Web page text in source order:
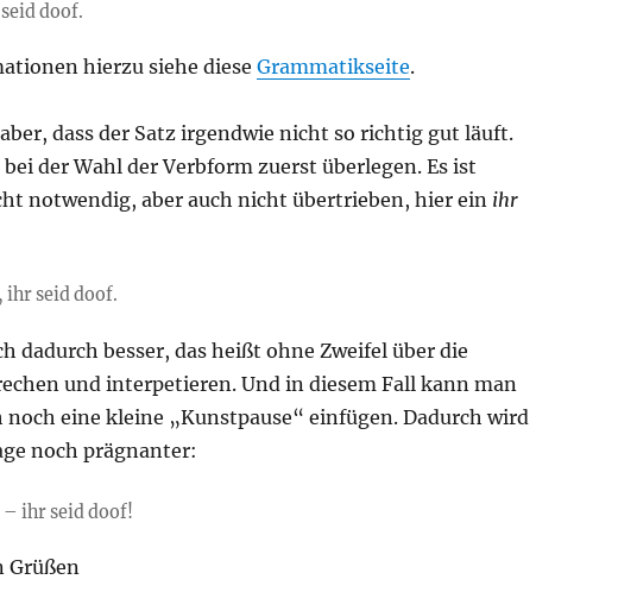
doof.
hierzu siehe diese Grammatikseite.
dass der Satz irgendwie nicht so richtig gut läuft.
der Wahl der Verbform zuerst überlegen. Es ist
notwendig, aber auch nicht übertrieben, hier ein ihr
ihr seid doof.
dadurch besser, das heißt ohne Zweifel über die
und interpetieren. Und in diesem Fall kann man
noch eine kleine „Kunstpause“ einfügen. Dadurch wird
noch prägnanter:
– ihr seid doof!